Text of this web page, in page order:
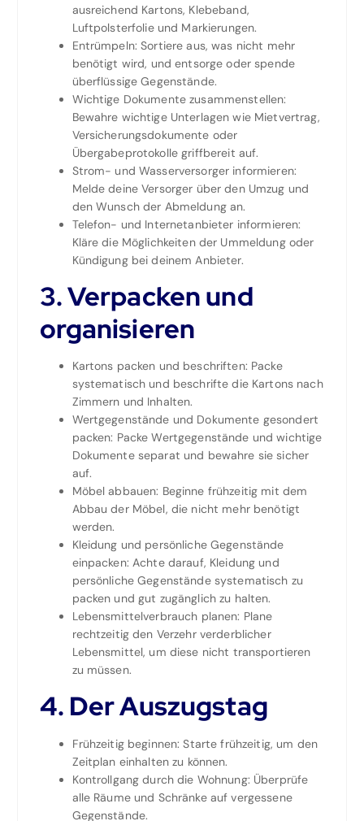
ausreichend Kartons, Klebeband,
Luftpolsterfolie und Markierungen.
Entrümpeln: Sortiere aus, was nicht mehr
benötigt wird, und entsorge oder spende
überflüssige Gegenstände.
Wichtige Dokumente zusammenstellen:
Bewahre wichtige Unterlagen wie Mietvertrag,
Versicherungsdokumente oder
Übergabeprotokolle griffbereit auf.
Strom- und Wasserversorger informieren:
Melde deine Versorger über den Umzug und
den Wunsch der Abmeldung an.
Telefon- und Internetanbieter informieren:
Kläre die Möglichkeiten der Ummeldung oder
Kündigung bei deinem Anbieter.
3. Verpacken und
organisieren
Kartons packen und beschriften: Packe
systematisch und beschrifte die Kartons nach
Zimmern und Inhalten.
Wertgegenstände und Dokumente gesondert
packen: Packe Wertgegenstände und wichtige
Dokumente separat und bewahre sie sicher
auf.
Möbel abbauen: Beginne frühzeitig mit dem
Abbau der Möbel, die nicht mehr benötigt
werden.
Kleidung und persönliche Gegenstände
einpacken: Achte darauf, Kleidung und
persönliche Gegenstände systematisch zu
packen und gut zugänglich zu halten.
Lebensmittelverbrauch planen: Plane
rechtzeitig den Verzehr verderblicher
Lebensmittel, um diese nicht transportieren
zu müssen.
4. Der Auszugstag
Frühzeitig beginnen: Starte frühzeitig, um den
Zeitplan einhalten zu können.
Kontrollgang durch die Wohnung: Überprüfe
alle Räume und Schränke auf vergessene
Gegenstände.